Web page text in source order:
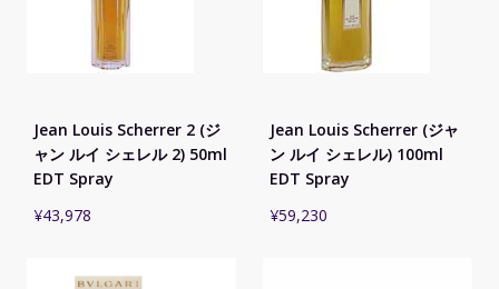
Jean Louis Scherrer 2 (ジ
ャン ルイ シェレル 2) 50ml
EDT Spray
¥43,978
Jean Louis Scherrer (ジャ
ン ルイ シェレル) 100ml
EDT Spray
¥59,230